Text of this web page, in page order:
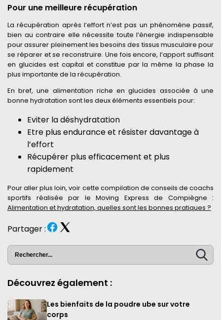
Pour une meilleure récupération
La récupération après l’effort n’est pas un phénomène passif,
bien au contraire elle nécessite toute l’énergie indispensable
pour assurer pleinement les besoins des tissus musculaire pour
se réparer et se reconstruire. Une fois encore, l’apport suffisant
en glucides est capital et constitue par la même la phase la
plus importante de la récupération.
En bref, une alimentation riche en glucides associée à une
bonne hydratation sont les deux éléments essentiels pour:
Eviter la déshydratation
Etre plus endurance et résister davantage à
l’effort
Récupérer plus efficacement et plus
rapidement
Pour aller plus loin, voir cette compilation de conseils de coachs
sportifs réalisée par le Moving Express de Compiègne :
Alimentation et hydratation, quelles sont les bonnes pratiques ?
Partager :
Découvrez également :
Les bienfaits de la poudre ube sur votre
corps